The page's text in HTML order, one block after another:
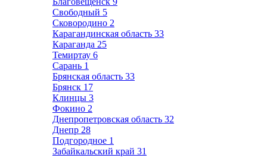
Свободный 5
Сковородино 2
Карагандинская область 33
Караганда 25
Темиртау 6
Сарань 1
Брянская область 33
Брянск 17
Клинцы 3
Фокино 2
Днепропетровская область 32
Днепр 28
Подгородное 1
Забайкальский край 31